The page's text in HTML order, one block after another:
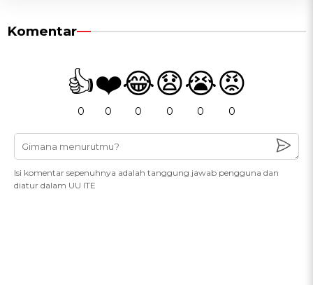
Komentar
👍
0
❤️
0
😂
0
😧
0
😭
0
😡
0
Isi komentar sepenuhnya adalah tanggung jawab pengguna dan
diatur dalam UU ITE